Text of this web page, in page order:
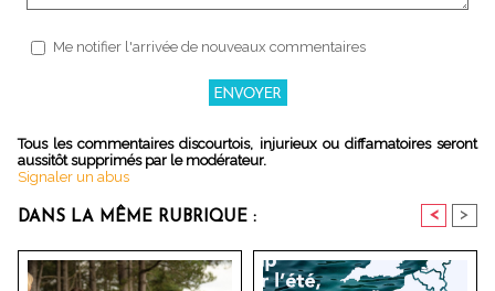
Me notifier l'arrivée de nouveaux commentaires
Tous les commentaires discourtois, injurieux ou diffamatoires seront
aussitôt supprimés par le modérateur.
Signaler un abus
DANS LA MÊME RUBRIQUE : < >